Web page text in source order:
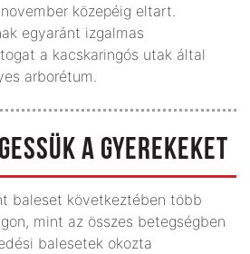
közepéig eltart.
egyaránt izgalmas
a kacskaringós utak által
arborétum.
A GYEREKEKET
baleset következtében több
mint az összes betegségben
balesetek okozta